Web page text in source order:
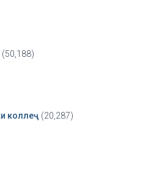
(50,188)
коллеҷ (20,287)